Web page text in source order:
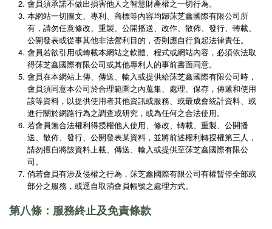
會員須承諾不做出損害他人之智慧財產權之一切行為。
本網站一切圖文、專利、商標等內容均歸莯芝鑫國際有限公司所
有，請勿任意修改、重製、公開播送、改作、散佈、發行、轉載、
公開發表或從事其他非法營利目的，否則應自行負起法律責任。
會員若欲引用或轉載本網站之軟體、程式或網站內容，必須依法取
得莯芝鑫國際有限公司或其他專利人的事前書面同意。
會員在本網站上傳、傳送、輸入或提供給莯芝鑫國際有限公司時，
會員須同意本公司於合理範圍之內蒐集、處理、保存，傳遞和使用
該等資料，以提供使用者其他資訊或服務、或最成會統計資料、或
進行關於網路行為之調查或研究，或為任何之合法使用。
若會員無合法權利得授權他人使用、修改、轉載、重製、公開播
送、散佈、發行、公開發表某資料，並將前述權利轉授權第三人，
請勿擅自將該資料上載、傳送、輸入或提供至莯芝鑫國際有限公
司。
倘若會員有涉及侵權之行為，莯芝鑫國際有限公司有權暫停全部或
部分之服務，或逕自取消會員帳號之處理方式。
第八條：服務終止及免責條款